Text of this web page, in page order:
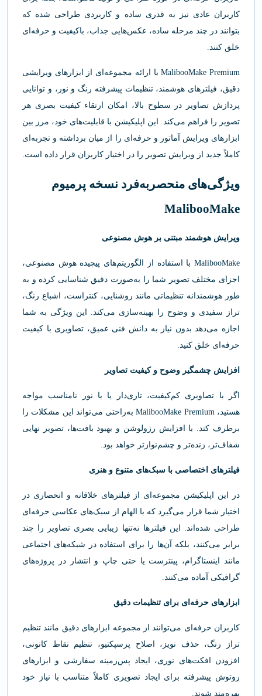
کاربران عادی نیز به قدری ساده و کاربردی طراحی شده که
بتوانند در چند مرحله ساده، عکس‌هایی جذاب، باکیفیت و حرفه‌ای
خلق کنند.
MalibooMake Premium با ارائه مجموعه‌ای از ابزارهای ویرایشی
دقیق، فیلترهای هوشمند، تنظیمات پیشرفته رنگ و نور، و توانایی
پردازش تصاویر در سطوح بالا، امکان ارتقاء کیفیت بصری هر
تصویر را فراهم می‌کند. این اپلیکیشن با قابلیت‌های خود، مرز بین
ابزارهای ویرایش آماتور و حرفه‌ای را از میان برداشته و تجربه‌ای
کاملاً جدید از ویرایش تصویر را در اختیار کاربران قرار داده است.
ویژگی‌های منحصربه‌فرد نسخه پرمیوم
MalibooMake
ویرایش هوشمند مبتنی بر هوش مصنوعی
MalibooMake با استفاده از الگوریتم‌های پیچیده هوش مصنوعی،
اجزای مختلف تصویر شما را به‌صورت دقیق شناسایی کرده و به
طور هوشمندانه تنظیماتی مانند روشنایی، کنتراست، اشباع رنگ،
تراز سفیدی و وضوح را بهینه‌سازی می‌کند. این ویژگی به شما
اجازه می‌دهد بدون نیاز به دانش فنی عمیق، تصاویری با کیفیت
حرفه‌ای خلق کنید.
افزایش چشمگیر وضوح و کیفیت تصاویر
اگر با تصاویری کم‌کیفیت، تاری‌دار یا با نور نامناسب مواجه
هستید، MalibooMake Premium به‌راحتی می‌تواند این مشکلات را
برطرف کند. با افزایش رزولوشن و بهبود بافت‌ها، تصویر نهایی
شفاف‌تر، زنده‌تر و چشم‌نوازتر خواهد بود.
فیلترهای اختصاصی با سبک‌های متنوع و هنری
در این اپلیکیشن مجموعه‌ای از فیلترهای خلاقانه و انحصاری در
اختیار شما قرار می‌گیرد که با الهام از سبک‌های عکاسی حرفه‌ای
طراحی شده‌اند. این فیلترها نه‌تنها زیبایی بصری تصاویر را چند
برابر می‌کنند، بلکه آن‌ها را برای استفاده در شبکه‌های اجتماعی
مانند اینستاگرام، پینترست یا حتی چاپ و انتشار در پروژه‌های
گرافیکی آماده می‌کنند.
ابزارهای حرفه‌ای برای تنظیمات دقیق
کاربران حرفه‌ای می‌توانند از مجموعه ابزارهای دقیق مانند تنظیم
تراز رنگ، حذف نویز، اصلاح پرسپکتیو، تنظیم نقاط کانونی،
افزودن افکت‌های نوری، ایجاد پس‌زمینه سفارشی و ابزارهای
روتوش پیشرفته برای ایجاد تصویری کاملاً متناسب با نیاز خود
بهره‌مند شوند.